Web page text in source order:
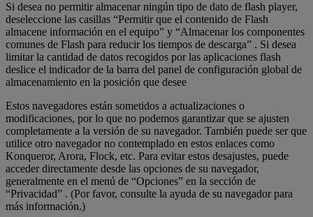
Si desea no permitir almacenar ningún tipo de dato de flash player,
deseleccione las casillas “Permitir que el contenido de Flash
almacene información en el equipo” y “Almacenar los componentes
comunes de Flash para reducir los tiempos de descarga” . Si desea
limitar la cantidad de datos recogidos por las aplicaciones flash
deslice el indicador de la barra del panel de configuración global de
almacenamiento en la posición que desee
Estos navegadores están sometidos a actualizaciones o
modificaciones, por lo que no podemos garantizar que se ajusten
completamente a la versión de su navegador. También puede ser que
utilice otro navegador no contemplado en estos enlaces como
Konqueror, Arora, Flock, etc. Para evitar estos desajustes, puede
acceder directamente desde las opciones de su navegador,
generalmente en el menú de “Opciones” en la sección de
“Privacidad” . (Por favor, consulte la ayuda de su navegador para
más información.)